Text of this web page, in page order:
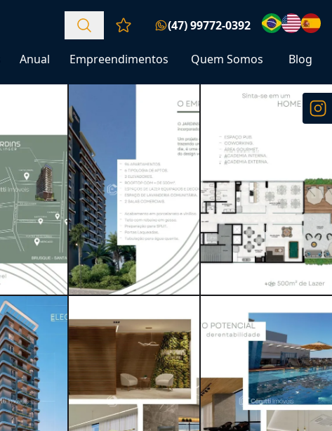
Favoritos (0 itens)
(47) 99772-0392
Anual Empreendimentos Quem Somos Blog